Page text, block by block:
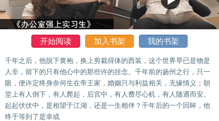
开始阅读 加入书架 我的书架
千年之后，他脱下黄袍，换上剪裁得体的西装，这个世界早已是物是
人非，留下的只有他心中的那些许的挂念。千年前的扬州之行，只一
眼，便许定终身奈何生在帝王家，婚姻只与利益相关，无缘情义；朝
堂上有人倒下，有人爬起，后宫中，有人费尽心机，有人随遇而安。
起起伏伏中，是相望于江湖，还是一生相伴？千年后的一个回眸，他
终于等到了是幸或